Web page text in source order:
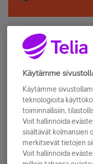
Älä jää paitsi –
Tilaa Telian
sähköpostiisi.
Tilaa nyt
Käytämme
Käytämme
teknologioita
toiminnallisiin,
Voit hallinnoida
sisältävät kolmansien
merkitsevät tietojen
Voit hallinnoida